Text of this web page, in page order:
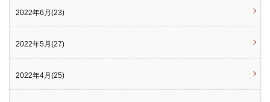
2022年6月(23)
2022年5月(27)
2022年4月(25)